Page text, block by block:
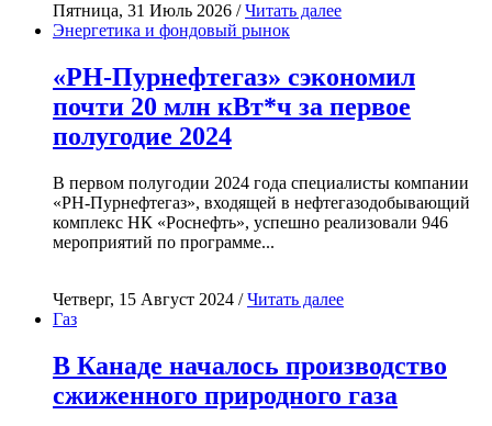
Пятница, 31 Июль 2026 /Читать далее
Энергетика и фондовый рынок
«РН-Пурнефтегаз» сэкономил
почти 20 млн кВт*ч за первое
полугодие 2024
В первом полугодии 2024 года специалисты компании
«РН-Пурнефтегаз», входящей в нефтегазодобывающий
комплекс НК «Роснефть», успешно реализовали 946
мероприятий по программе...
Четверг, 15 Август 2024 /Читать далее
Газ
В Канаде началось производство
сжиженного природного газа